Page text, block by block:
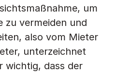
um
zu vermeiden und
also vom Mieter
unterzeichnet
wichtig, dass der